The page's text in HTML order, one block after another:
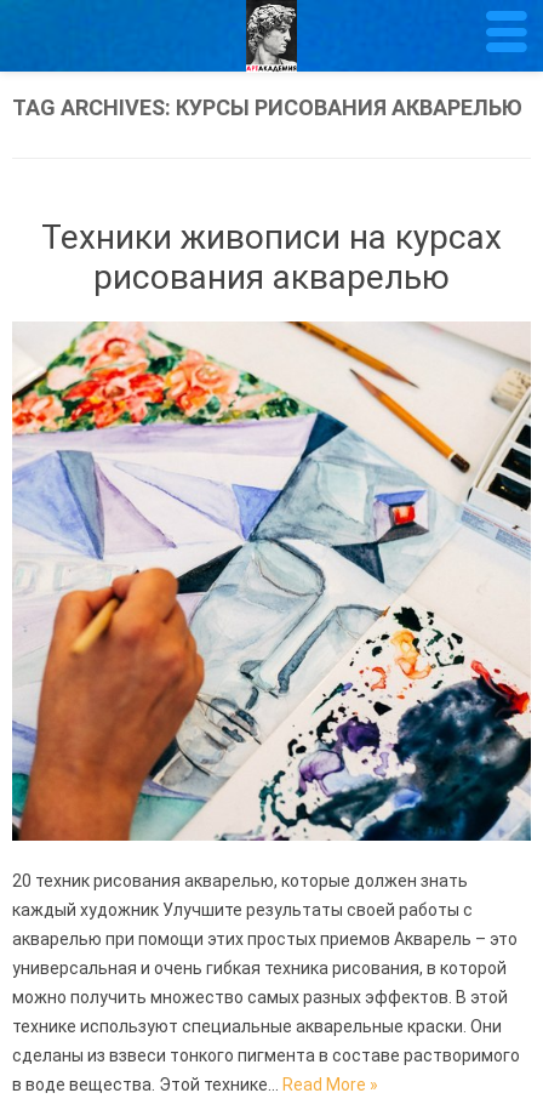
TAG ARCHIVES: КУРСЫ РИСОВАНИЯ АКВАРЕЛЬЮ
Техники живописи на курсах
рисования акварелью
20 техник рисования акварелью, которые должен знать
каждый художник Улучшите результаты своей работы с
акварелью при помощи этих простых приемов Акварель – это
универсальная и очень гибкая техника рисования, в которой
можно получить множество самых разных эффектов. В этой
технике используют специальные акварельные краски. Они
сделаны из взвеси тонкого пигмента в составе растворимого
в воде вещества. Этой технике…
Read More »